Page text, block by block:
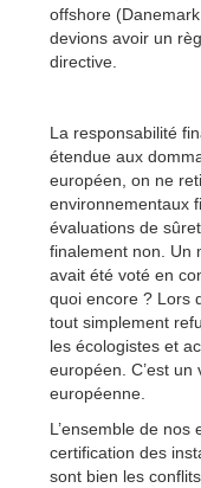
offshore
devions avoir un
directive.
La responsabilité
étendue aux
européen, on ne
environnementaux
évaluations de
finalement non. Un
avait été voté en
quoi encore ? Lors
tout simplement
les écologistes et
européen. C’est
européenne.
L’ensemble de nos
certification des
sont bien les